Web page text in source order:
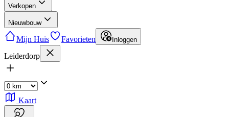
Verkopen
Nieuwbouw
Mijn Huis Favorieten Inloggen
Leiderdorp
Kaart